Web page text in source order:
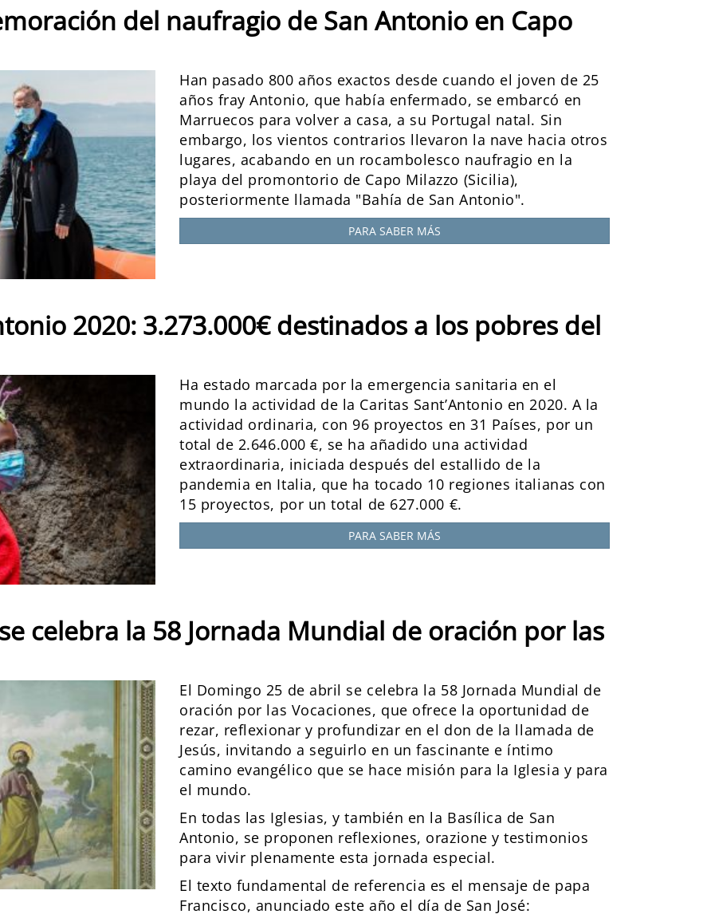
del naufragio de San Antonio en Capo
Han pasado 800 años exactos desde cuando el joven de 25
años fray Antonio, que había enfermado, se embarcó en
Marruecos para volver a casa, a su Portugal natal. Sin
embargo, los vientos contrarios llevaron la nave hacia otros
lugares, acabando en un rocambolesco naufragio en la
playa del promontorio de Capo Milazzo (Sicilia),
posteriormente llamada "Bahía de San Antonio".
PARA SABER MÁS
2020: 3.273.000€ destinados a los pobres del
Ha estado marcada por la emergencia sanitaria en el
mundo la actividad de la Caritas Sant’Antonio en 2020. A la
actividad ordinaria, con 96 proyectos en 31 Países, por un
total de 2.646.000 €, se ha añadido una actividad
extraordinaria, iniciada después del estallido de la
pandemia en Italia, que ha tocado 10 regiones italianas con
15 proyectos, por un total de 627.000 €.
PARA SABER MÁS
celebra la 58 Jornada Mundial de oración por las
El Domingo 25 de abril se celebra la 58 Jornada Mundial de
oración por las Vocaciones, que ofrece la oportunidad de
rezar, reflexionar y profundizar en el don de la llamada de
Jesús, invitando a seguirlo en un fascinante e íntimo
camino evangélico que se hace misión para la Iglesia y para
el mundo.
En todas las Iglesias, y también en la Basílica de San
Antonio, se proponen reflexiones, orazione y testimonios
para vivir plenamente esta jornada especial.
El texto fundamental de referencia es el mensaje de papa
Francisco, anunciado este año el día de San José: